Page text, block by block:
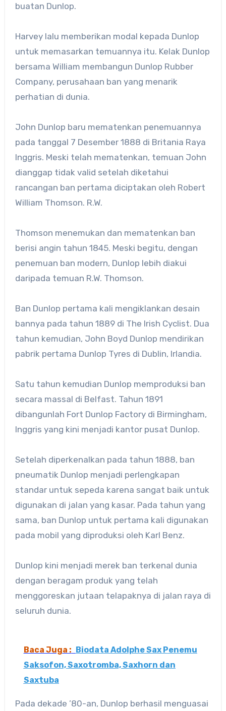
buatan Dunlop.
Harvey lalu memberikan modal kepada Dunlop
untuk memasarkan temuannya itu. Kelak Dunlop
bersama William membangun Dunlop Rubber
Company, perusahaan ban yang menarik
perhatian di dunia.
John Dunlop baru mematenkan penemuannya
pada tanggal 7 Desember 1888 di Britania Raya
Inggris. Meski telah mematenkan, temuan John
dianggap tidak valid setelah diketahui
rancangan ban pertama diciptakan oleh Robert
William Thomson. R.W.
Thomson menemukan dan mematenkan ban
berisi angin tahun 1845. Meski begitu, dengan
penemuan ban modern, Dunlop lebih diakui
daripada temuan R.W. Thomson.
Ban Dunlop pertama kali mengiklankan desain
bannya pada tahun 1889 di The Irish Cyclist. Dua
tahun kemudian, John Boyd Dunlop mendirikan
pabrik pertama Dunlop Tyres di Dublin, Irlandia.
Satu tahun kemudian Dunlop memproduksi ban
secara massal di Belfast. Tahun 1891
dibangunlah Fort Dunlop Factory di Birmingham,
Inggris yang kini menjadi kantor pusat Dunlop.
Setelah diperkenalkan pada tahun 1888, ban
pneumatik Dunlop menjadi perlengkapan
standar untuk sepeda karena sangat baik untuk
digunakan di jalan yang kasar. Pada tahun yang
sama, ban Dunlop untuk pertama kali digunakan
pada mobil yang diproduksi oleh Karl Benz.
Dunlop kini menjadi merek ban terkenal dunia
dengan beragam produk yang telah
menggoreskan jutaan telapaknya di jalan raya di
seluruh dunia.
Baca Juga : Biodata Adolphe Sax Penemu
Saksofon, Saxotromba, Saxhorn dan
Saxtuba
Pada dekade ’80-an, Dunlop berhasil menguasai